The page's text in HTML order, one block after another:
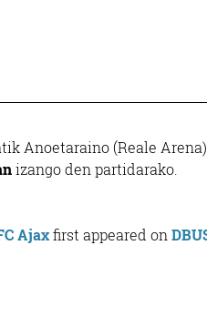
Anoetaraino (Reale
izango den partidarako.
Ajaxfirst appeared on